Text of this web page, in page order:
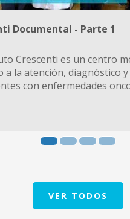
Documental - Parte 1
Crescenti es un centro
a la atención, diagnóstico
con enfermedades
VER TODOS